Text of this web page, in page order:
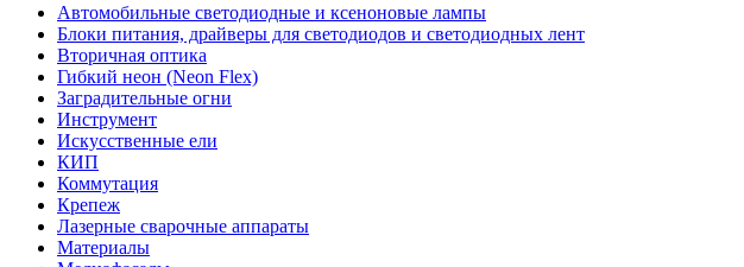
Автомобильные светодиодные и ксеноновые лампы
Блоки питания, драйверы для светодиодов и светодиодных лент
Вторичная оптика
Гибкий неон (Neon Flex)
Заградительные огни
Инструмент
Искусственные ели
КИП
Коммутация
Крепеж
Лазерные сварочные аппараты
Материалы